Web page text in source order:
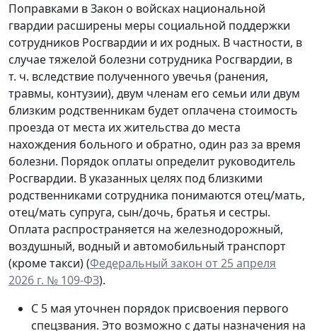
Поправками в Закон о войсках национальной
гвардии расширены меры социальной поддержки
сотрудников Росгвардии и их родных. В частности, в
случае тяжелой болезни сотрудника Росгвардии, в
т. ч. вследствие полученного увечья (ранения,
травмы, контузии), двум членам его семьи или двум
близким родственникам будет оплачена стоимость
проезда от места их жительства до места
нахождения больного и обратно, один раз за время
болезни. Порядок оплаты определит руководитель
Росгвардии. В указанных целях под близкими
родственниками сотрудника понимаются отец/мать,
отец/мать супруга, сын/дочь, братья и сестры.
Оплата распространяется на железнодорожный,
воздушный, водный и автомобильный транспорт
(кроме такси) (Федеральный закон от 25 апреля
2026 г. № 109-ФЗ).
С 5 мая уточнен порядок присвоения первого
спецзвания. Это возможно с даты назначения на